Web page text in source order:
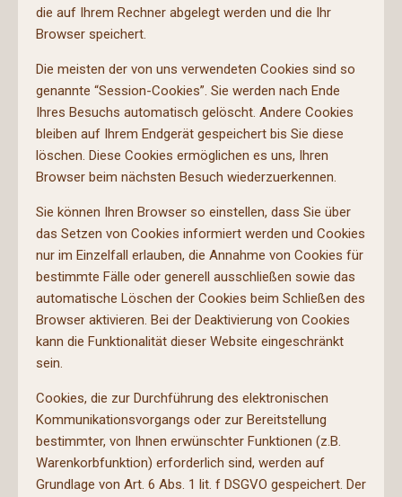
die auf Ihrem Rechner abgelegt werden und die Ihr
Browser speichert.
Die meisten der von uns verwendeten Cookies sind so
genannte “Session-Cookies”. Sie werden nach Ende
Ihres Besuchs automatisch gelöscht. Andere Cookies
bleiben auf Ihrem Endgerät gespeichert bis Sie diese
löschen. Diese Cookies ermöglichen es uns, Ihren
Browser beim nächsten Besuch wiederzuerkennen.
Sie können Ihren Browser so einstellen, dass Sie über
das Setzen von Cookies informiert werden und Cookies
nur im Einzelfall erlauben, die Annahme von Cookies für
bestimmte Fälle oder generell ausschließen sowie das
automatische Löschen der Cookies beim Schließen des
Browser aktivieren. Bei der Deaktivierung von Cookies
kann die Funktionalität dieser Website eingeschränkt
sein.
Cookies, die zur Durchführung des elektronischen
Kommunikationsvorgangs oder zur Bereitstellung
bestimmter, von Ihnen erwünschter Funktionen (z.B.
Warenkorbfunktion) erforderlich sind, werden auf
Grundlage von Art. 6 Abs. 1 lit. f DSGVO gespeichert. Der